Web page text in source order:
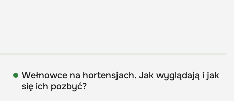
Wełnowce na hortensjach. Jak wyglądają i jak
się ich pozbyć?